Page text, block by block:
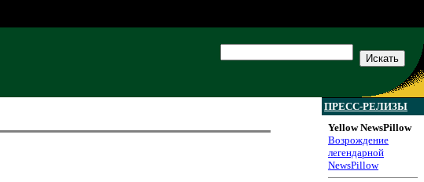
ПРЕСС-РЕЛИЗЫ
Yellow NewsPillow
Возрождение
легендарной
NewsPillow